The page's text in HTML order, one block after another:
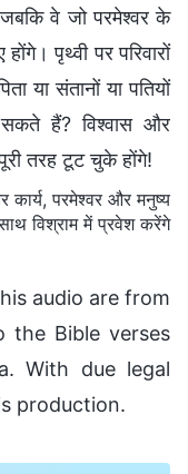
वे जो परमेश्वर के
पृथ्वी पर परिवारों
या संतानों या पतियों
हैं? विश्वास और
तरह टूट चुके होंगे!
परमेश्वर और मनुष्य
विश्राम में प्रवेश करेंगे
audio are from
the Bible verses
With due legal
production.